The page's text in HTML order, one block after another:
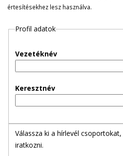
g
e
értesítésekhez lesz használva.
Profil adatok
Vezetéknév
Keresztnév
Válassza ki a hírlevél
iratkozni.